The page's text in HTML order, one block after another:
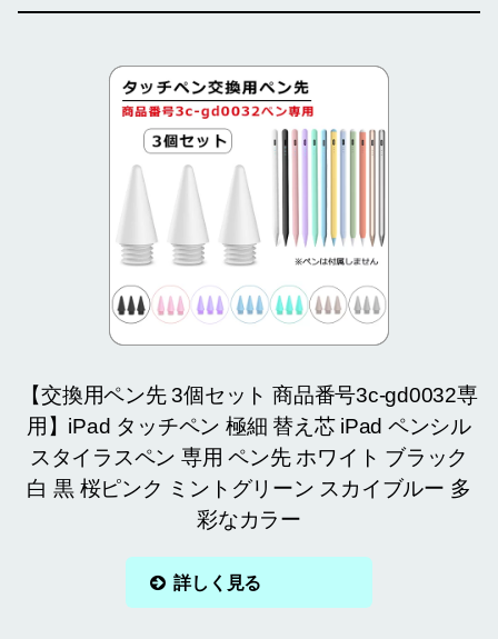
【交換用ペン先 3個セット 商品番号3c-gd0032専
用】iPad タッチペン 極細 替え芯 iPad ペンシル
スタイラスペン 専用 ペン先 ホワイト ブラック
白 黒 桜ピンク ミントグリーン スカイブルー 多
彩なカラー
詳しく見る